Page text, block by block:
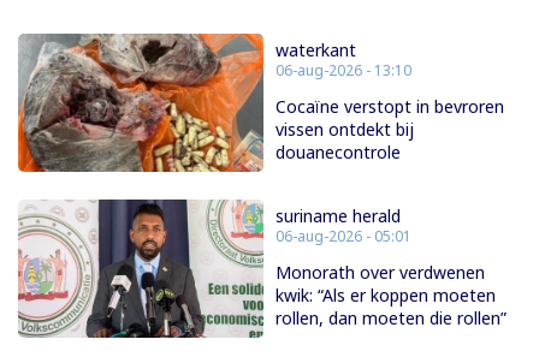
waterkant
06-aug-2026 - 13:10
Cocaïne verstopt in bevroren
vissen ontdekt bij
douanecontrole
suriname herald
06-aug-2026 - 05:01
Monorath over verdwenen
kwik: “Als er koppen moeten
rollen, dan moeten die rollen”